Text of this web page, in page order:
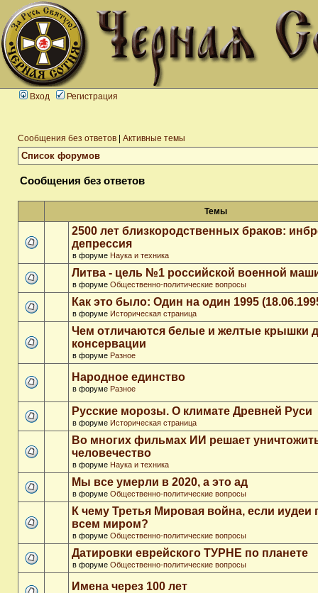
Вход Регистрация
Сообщения без ответов Активные темы
Список форумов
Сообщения без ответов
Темы
2500 лет близкородственных браков:
депрессия
в форуме Наука и техника
Литва - цель №1 российской военной
в форуме Общественно-политические вопросы
Как это было: Один на один 1995
в форуме Историческая страница
Чем отличаются белые и желтые крышки
консервации
в форуме Разное
Народное единство
в форуме Разное
Русские морозы. О климате Древней Руси
в форуме Историческая страница
Во многих фильмах ИИ решает
человечество
в форуме Наука и техника
Мы все умерли в 2020, а это ад
в форуме Общественно-политические вопросы
К чему Третья Мировая война, если иудеи
всем миром?
в форуме Общественно-политические вопросы
Датировки еврейского ТУРНЕ по планете
в форуме Общественно-политические вопросы
Имена через 100 лет